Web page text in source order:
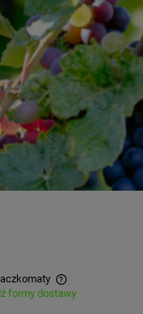
formy dostawy